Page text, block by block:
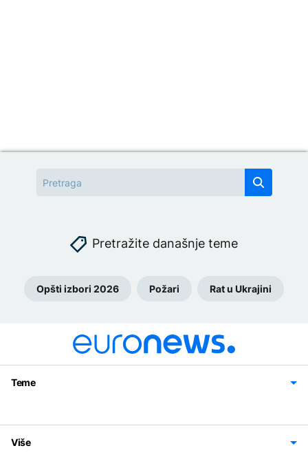
Pretražite današnje teme
Opšti izbori 2026 Požari Rat u Ukrajini
Teme
Svijet
Sport
Magazin
Više